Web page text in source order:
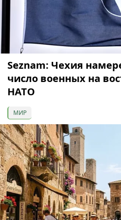
Seznam: Чехия
число военных на
НАТО
МИР